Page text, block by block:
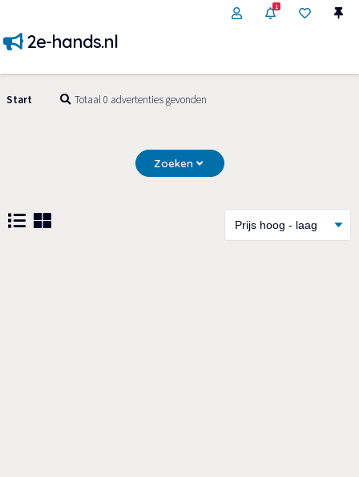
1
2e-hands.nl
Start Totaal 0 advertenties gevonden
Zoeken